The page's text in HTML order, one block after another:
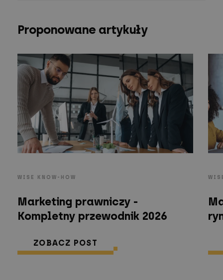
Proponowane artykuły
WISE KNOW-HOW
Marketing prawniczy -
Kompletny przewodnik 2026
ZOBACZ POST